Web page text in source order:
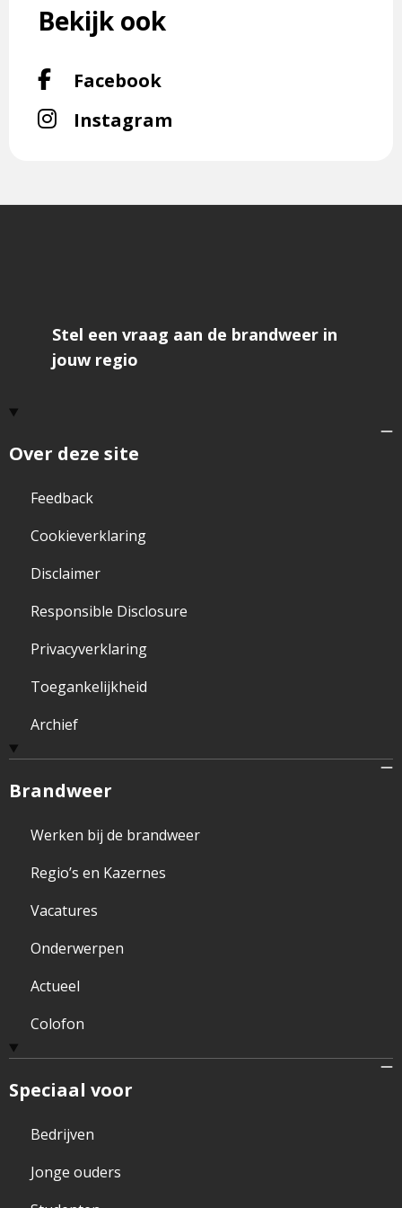
omBekijk ook
FacebookVolg
op
Instagram
Over deze site
Feedback
Cookieverklaring
Disclaimer
Responsible Disclosure
Privacyverklaring
Toegankelijkheid
Archief
Brandweer
Werken bij de brandweer
Regio’s en Kazernes
Vacatures
Onderwerpen
Actueel
Colofon
Speciaal voor
Bedrijven
Jonge ouders
Stel een vraag aan de brandweer in
jouw regio